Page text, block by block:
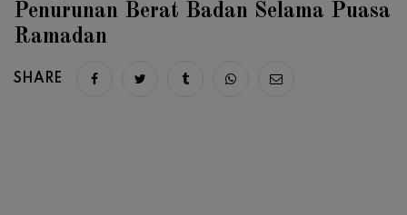
Penurunan Berat Badan Selama Puasa
Ramadan
SHARE Share on facebook
Share on twitter
Share on tumblr
Share via whatsapp
Share via email